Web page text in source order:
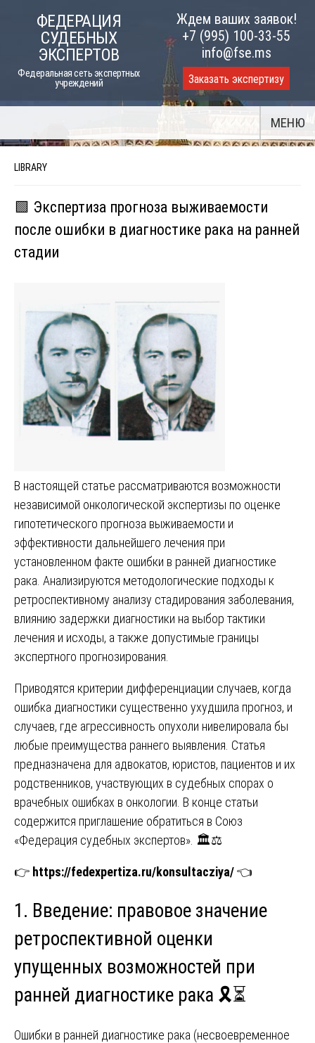
ФЕДЕРАЦИЯ
СУДЕБНЫХ
ЭКСПЕРТОВ
Федеральная сеть экспертных
учреждений
Ждем ваших заявок!
+7 (995) 100-33-55
info@fse.ms
Заказать экспертизу
МЕНЮ
LIBRARY
🟩 Экспертиза прогноза выживаемости
после ошибки в диагностике рака на ранней
стадии
В настоящей статье рассматриваются возможности
независимой онкологической экспертизы по оценке
гипотетического прогноза выживаемости и
эффективности дальнейшего лечения при
установленном факте ошибки в ранней диагностике
рака. Анализируются методологические подходы к
ретроспективному анализу стадирования заболевания,
влиянию задержки диагностики на выбор тактики
лечения и исходы, а также допустимые границы
экспертного прогнозирования.
Приводятся критерии дифференциации случаев, когда
ошибка диагностики существенно ухудшила прогноз, и
случаев, где агрессивность опухоли нивелировала бы
любые преимущества раннего выявления. Статья
предназначена для адвокатов, юристов, пациентов и их
родственников, участвующих в судебных спорах о
врачебных ошибках в онкологии. В конце статьи
содержится приглашение обратиться в Союз
«Федерация судебных экспертов». 🏛️⚖️
👉 https://fedexpertiza.ru/konsultacziya/👈
1. Введение: правовое значение
ретроспективной оценки
упущенных возможностей при
ранней диагностике рака 🎗️⏳
Ошибки в ранней диагностике рака (несвоевременное